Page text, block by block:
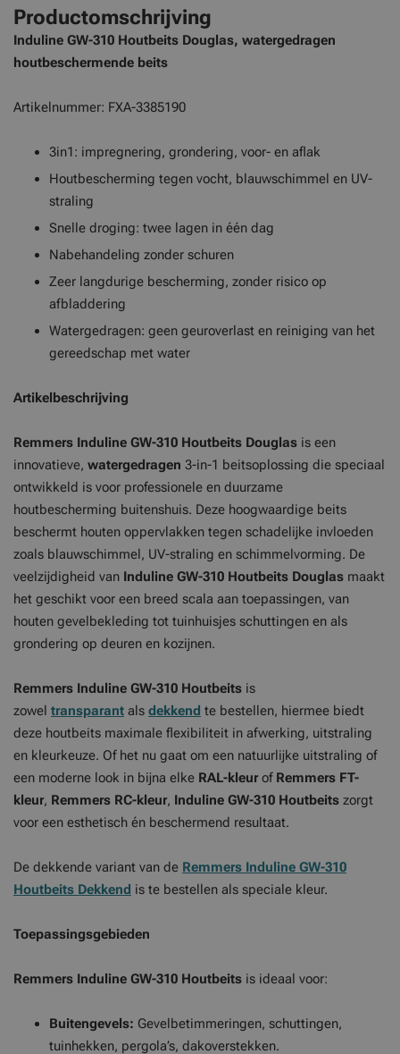
Productomschrijving
Induline GW-310 Houtbeits Douglas, watergedragen
houtbeschermende beits
Artikelnummer: FXA-3385190
3in1: impregnering, grondering, voor- en aflak
Houtbescherming tegen vocht, blauwschimmel en UV-
straling
Snelle droging: twee lagen in één dag
Nabehandeling zonder schuren
Zeer langdurige bescherming, zonder risico op
afbladdering
Watergedragen: geen geuroverlast en reiniging van het
gereedschap met water
Artikelbeschrijving
Remmers Induline GW-310 Houtbeits Douglas is een
innovatieve, watergedragen 3-in-1 beitsoplossing die speciaal
ontwikkeld is voor professionele en duurzame
houtbescherming buitenshuis. Deze hoogwaardige beits
beschermt houten oppervlakken tegen schadelijke invloeden
zoals blauwschimmel, UV-straling en schimmelvorming. De
veelzijdigheid van Induline GW-310 Houtbeits Douglas maakt
het geschikt voor een breed scala aan toepassingen, van
houten gevelbekleding tot tuinhuisjes schuttingen en als
grondering op deuren en kozijnen.
Remmers Induline GW-310 Houtbeits is
zowel transparant als dekkend te bestellen, hiermee biedt
deze houtbeits maximale flexibiliteit in afwerking, uitstraling
en kleurkeuze. Of het nu gaat om een natuurlijke uitstraling of
een moderne look in bijna elke RAL-kleur of Remmers FT-
kleur, Remmers RC-kleur, Induline GW-310 Houtbeits zorgt
voor een esthetisch én beschermend resultaat.
De dekkende variant van de Remmers Induline GW-310
Houtbeits Dekkend is te bestellen als speciale kleur.
Toepassingsgebieden
Remmers Induline GW-310 Houtbeits is ideaal voor:
Buitengevels: Gevelbetimmeringen, schuttingen,
tuinhekken, pergola’s, dakoverstekken.